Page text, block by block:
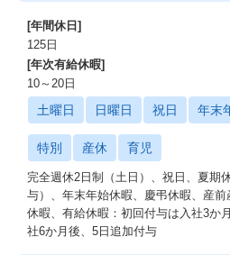
[年間休日]
125日
[年次有給休暇]
10～20日
土曜日 日曜日 祝日 年末
特別 産休 育児
完全週休2日制（土日）、祝日、夏期
与）、年末年始休暇、慶弔休暇、産
休暇、有給休暇：初回付与は入社3か
社6か月後、5日追加付与